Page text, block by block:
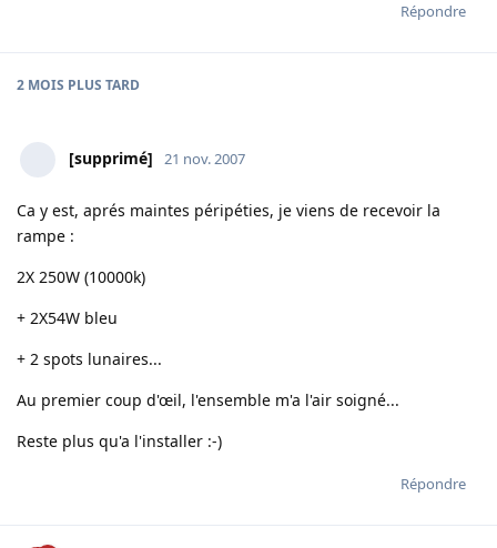
Répondre
2 MOIS PLUS TARD
[supprimé] 21 nov. 2007
Ca y est, aprés maintes péripéties, je viens de recevoir la
rampe :
2X 250W (10000k)
+ 2X54W bleu
+ 2 spots lunaires...
Au premier coup d'œil, l'ensemble m'a l'air soigné...
Reste plus qu'a l'installer :-)
Répondre